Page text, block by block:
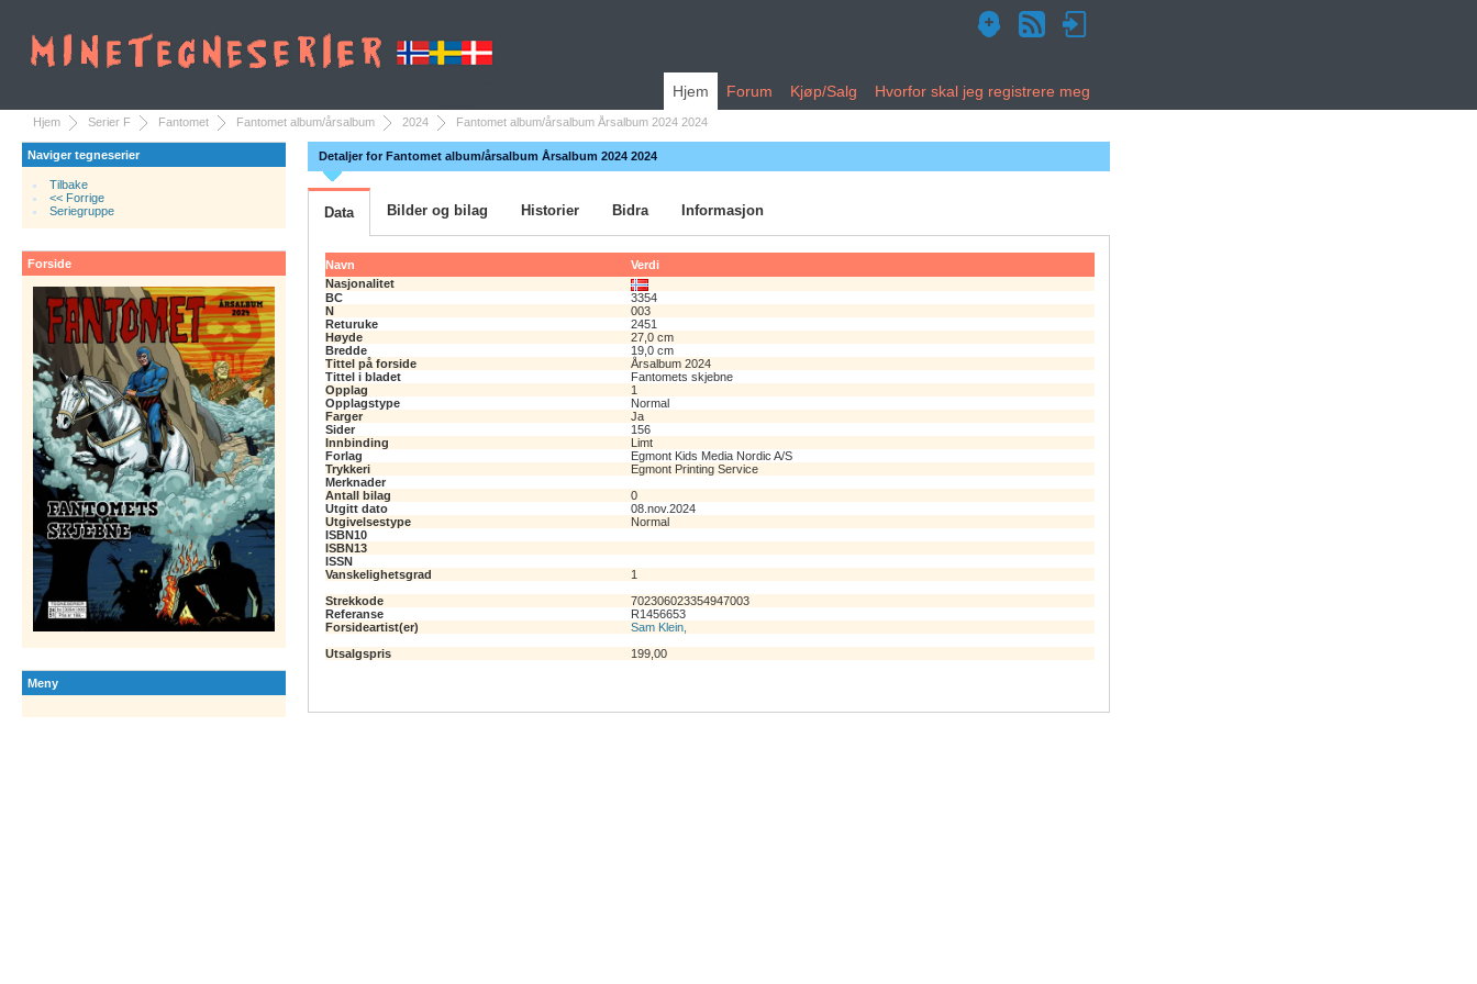
Hjem Forum Kjøp/Salg Hvorfor skal jeg registrere meg
Hjem Serier F Fantomet Fantomet album/årsalbum 2024 Fantomet album/årsalbum Årsalbum 2024 2024
Naviger tegneserier
Tilbake
<< Forrige
Seriegruppe
Forside
Meny
Detaljer for Fantomet album/årsalbum Årsalbum 2024 2024
Data Bilder og bilag Historier Bidra Informasjon
Navn
Verdi
Nasjonalitet
BC
3354
N
003
Returuke
2451
Høyde
27,0 cm
Bredde
19,0 cm
Tittel på forside
Årsalbum 2024
Tittel i bladet
Fantomets skjebne
Opplag
1
Opplagstype
Normal
Farger
Ja
Sider
156
Innbinding
Limt
Forlag
Egmont Kids Media Nordic A/S
Trykkeri
Egmont Printing Service
Merknader
Antall bilag
0
Utgitt dato
08.nov.2024
Utgivelsestype
Normal
ISBN10
ISBN13
ISSN
Vanskelighetsgrad
1
Strekkode
702306023354947003
Referanse
R1456653
Forsideartist(er)
Sam Klein,
Utsalgspris
199,00